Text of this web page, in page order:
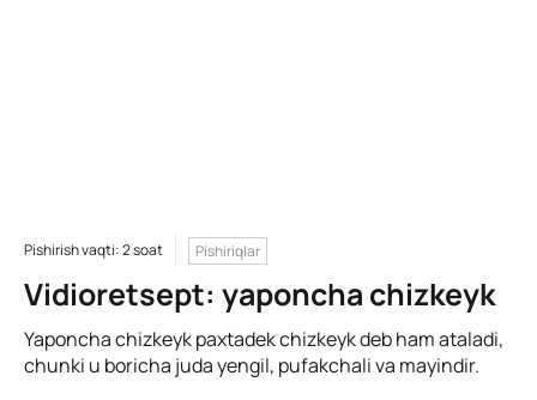
Pishirish vaqti: 2 soat Pishiriqlar
Vidioretsept: yaponcha chizkeyk
Yaponcha chizkeyk paxtadek chizkeyk deb ham ataladi,
chunki u boricha juda yengil, pufakchali va mayindir.